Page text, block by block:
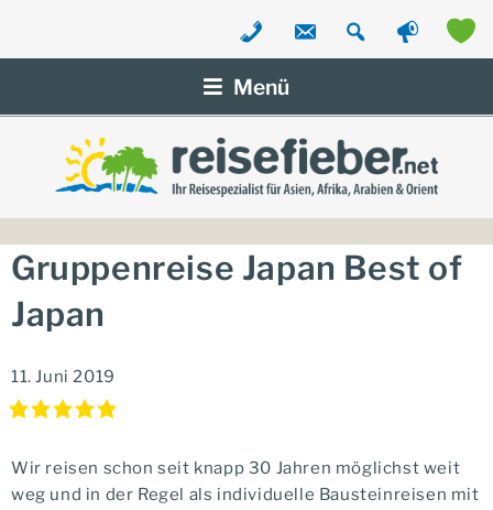
Zum
Menü
Gruppenreise Japan Best of
Japan
11. Juni 2019
Wir reisen schon seit knapp 30 Jahren möglichst weit
weg und in der Regel als individuelle Bausteinreisen mit